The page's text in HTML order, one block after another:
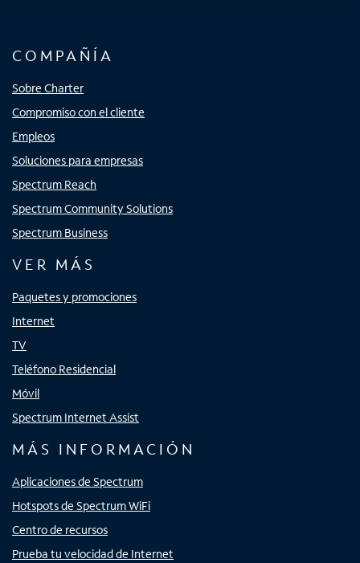
COMPAÑÍA
Sobre Charter
Compromiso con el cliente
Empleos
Soluciones para empresas
Spectrum Reach
Spectrum Community Solutions
Spectrum Business
VER MÁS
Paquetes y promociones
Internet
TV
Teléfono Residencial
Móvil
Spectrum Internet Assist
MÁS INFORMACIÓN
Aplicaciones de Spectrum
Hotspots de Spectrum WiFi
Centro de recursos
Prueba tu velocidad de Internet